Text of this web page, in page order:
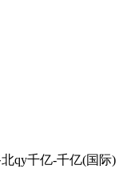
qy千亿-千亿(国际)